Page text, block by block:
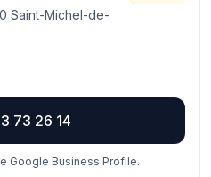
Saint-Michel-de-
73 26 14
Google Business Profile.